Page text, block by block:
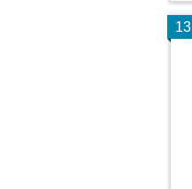
13